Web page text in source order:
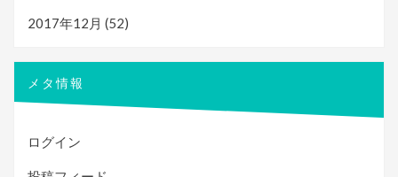
2017年12月 (52)
メタ情報
ログイン